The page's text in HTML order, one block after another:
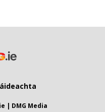
| DMG Media